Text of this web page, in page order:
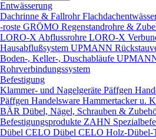
Entwässerung
Dachrinne & Fallrohr
-roste GRÖMO Regenstandrohre &
LORO-X Abflussrohre LORO-X
Hausabflußsystem UPMANN
Boden-, Keller-, Duschabläufe
Rohrverbindungssystem
Befestigung
Klammer- und Nagelgeräte Päffgen
Päffgen Handelsware Hammertacker u.
BÄR Dübel, Nägel, Schrauben &
Befestigungsprodukte ZAHN
Dübel CELO Dübel CELO Holz-Dübel-